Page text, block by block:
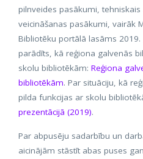
pilnveides pasākumi, tehniskais
veicināšanas pasākumi, vairāk
Bibliotēku portālā lasāms
parādīts, kā reģiona galvenās
skolu bibliotēkām: Reģiona
bibliotēkām. Par situāciju, kā
pilda funkcijas ar skolu
prezentācijā (2019).
Par abpusēju sadarbību un
aicinājām stāstīt abas puses